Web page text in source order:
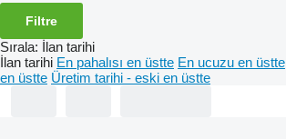
Filtre
Sırala: İlan tarihi
İlan tarihi En pahalısı en üstte En ucuzu en üstte
en üstte Üretim tarihi - eski en üstte